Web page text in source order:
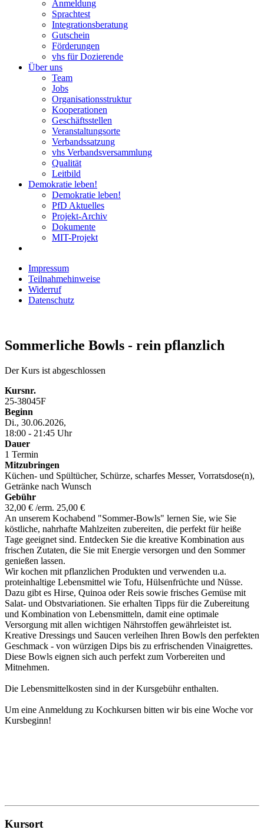
Anmeldung
Sprachtest
Integrationsberatung
Gutschein
Förderungen
vhs für Dozierende
Über uns
Team
Jobs
Organisationsstruktur
Kooperationen
Geschäftsstellen
Veranstaltungsorte
Verbandssatzung
vhs Verbandsversammlung
Qualität
Leitbild
Demokratie leben!
Demokratie leben!
PfD Aktuelles
Projekt-Archiv
Dokumente
MIT-Projekt
Impressum
Teilnahmehinweise
Widerruf
Datenschutz
Sommerliche Bowls - rein pflanzlich
Der Kurs ist abgeschlossen
Kursnr.
25-38045F
Beginn
Di., 30.06.2026,
18:00 - 21:45 Uhr
Dauer
1 Termin
Mitzubringen
Küchen- und Spültücher, Schürze, scharfes Messer, Vorratsdose(n),
Getränke nach Wunsch
Gebühr
32,00 € /erm. 25,00 €
An unserem Kochabend "Sommer-Bowls" lernen Sie, wie Sie
köstliche, nahrhafte Mahlzeiten zubereiten, die perfekt für heiße
Tage geeignet sind. Entdecken Sie die kreative Kombination aus
frischen Zutaten, die Sie mit Energie versorgen und den Sommer
genießen lassen.
Wir kochen mit pflanzlichen Produkten und verwenden u.a.
proteinhaltige Lebensmittel wie Tofu, Hülsenfrüchte und Nüsse.
Dazu gibt es Hirse, Quinoa oder Reis sowie frisches Gemüse mit
Salat- und Obstvariationen. Sie erhalten Tipps für die Zubereitung
und Kombination von Lebensmitteln, damit eine optimale
Versorgung mit allen wichtigen Nährstoffen gewährleistet ist.
Kreative Dressings und Saucen verleihen Ihren Bowls den perfekten
Geschmack - von würzigen Dips bis zu erfrischenden Vinaigrettes.
Diese Bowls eignen sich auch perfekt zum Vorbereiten und
Mitnehmen.
Die Lebensmittelkosten sind in der Kursgebühr enthalten.
Um eine Anmeldung zu Kochkursen bitten wir bis eine Woche vor
Kursbeginn!
Kursort